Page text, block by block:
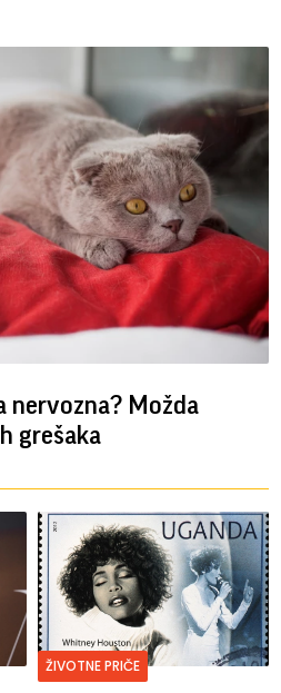
nervozna? Možda
grešaka
ŽIVOTNE PRIČE